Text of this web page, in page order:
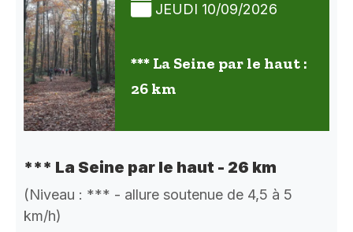
JEUDI 10/09/2026
*** La Seine par le haut :
26 km
*** La Seine par le haut - 26 km
(Niveau : *** - allure soutenue de 4,5 à 5
km/h)